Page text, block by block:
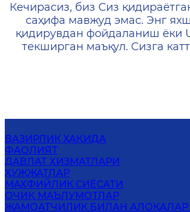
Кечирасиз, биз Сиз
саҳифа мавжуд эмас. Энг
қидирувдан фойдаланиш ёки
текширган маъқул. Сизга
ВАЗИРЛИК ҲАҚИДА
ФАОЛИЯТ
ДАВЛАТ ХИЗМАТЛАРИ
ҲУЖЖАТЛАР
МАХФИЙЛИК СИЁСАТИ
ОЧИҚ МАЪЛУМОТЛАР
ЖАМОАТЧИЛИК БИЛАН